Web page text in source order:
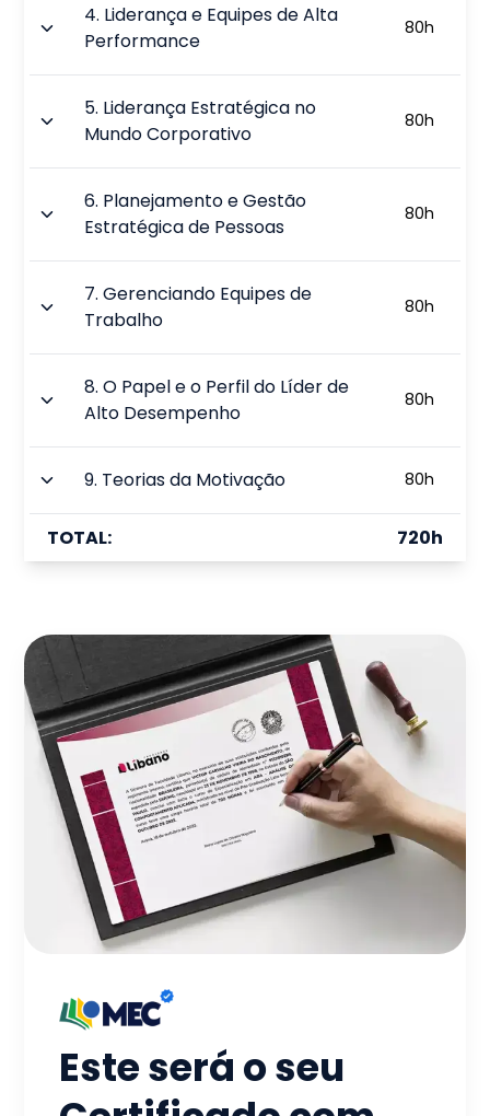
4. Liderança e Equipes de Alta
Performance
80h
5. Liderança Estratégica no
Mundo Corporativo
80h
6. Planejamento e Gestão
Estratégica de Pessoas
80h
7.Gerenciando Equipes de
Trabalho
80h
8.O Papel e o Perfil do Líder de
Alto Desempenho
80h
9. Teorias da Motivação 80h
TOTAL: 720h
Este será o seu